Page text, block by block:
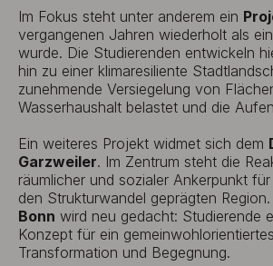
Im Fokus steht unter anderem ein
vergangenen Jahren wiederholt als
wurde. Die Studierenden entwickeln
hin zu einer klimaresiliente
zunehmende Versiegelung von
Wasserhaushalt belastet und die
Ein weiteres Projekt widmet sich dem
Garzweiler. Im Zentrum steht die
räumlicher und sozialer Ankerpunkt
den Strukturwandel geprägten
Bonn wird neu gedacht: Studierende
Konzept für ein
Transformation und Begegnung.